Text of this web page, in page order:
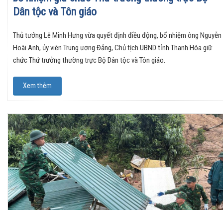
Dân tộc và Tôn giáo
Thủ tướng Lê Minh Hưng vừa quyết định điều động, bổ nhiệm ông Nguyễn
Hoài Anh, ủy viên Trung ương Đảng, Chủ tịch UBND tỉnh Thanh Hóa giữ
chức Thứ trưởng thường trực Bộ Dân tộc và Tôn giáo.
Xem thêm